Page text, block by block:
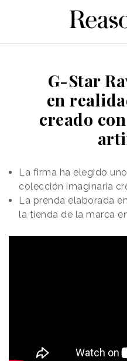
G-Star
en
creado
La firma ha elegido
colección imaginaria
La prenda elaborada
la tienda de la marca